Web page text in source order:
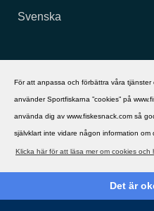
För att anpassa och förbättra våra tjänster
använder Sportfiskarna ”cookies” på
använda dig av www.fiskesnack.com så
självklart inte vidare någon information om
Klicka här för att läsa mer om cookies och
Det är
Svenska
Copyright ©2002 - 2021,
Copyright © 2026
All times